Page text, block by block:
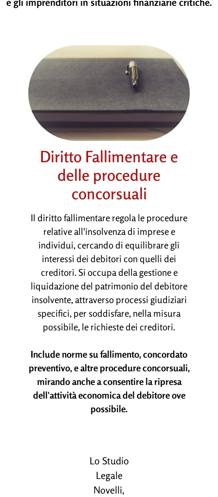
Diritto Fallimentare e
delle procedure
concorsuali
Il diritto fallimentare regola le procedure
relative all'insolvenza di imprese e
individui, cercando di equilibrare gli
interessi dei debitori con quelli dei
creditori. Si occupa della gestione e
liquidazione del patrimonio del debitore
insolvente, attraverso processi giudiziari
specifici, per soddisfare, nella misura
possibile, le richieste dei creditori.
Include norme su fallimento, concordato
preventivo, e altre procedure concorsuali,
mirando anche a consentire la ripresa
dell'attività economica del debitore ove
possibile.
Lo Studio
Legale
Novelli,